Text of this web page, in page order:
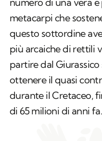
metacarpi che
questo sottordine
più arcaiche di rettili
partire dal
ottenere il quasi
durante il Cretaceo,
di 65 milioni di anni fa.